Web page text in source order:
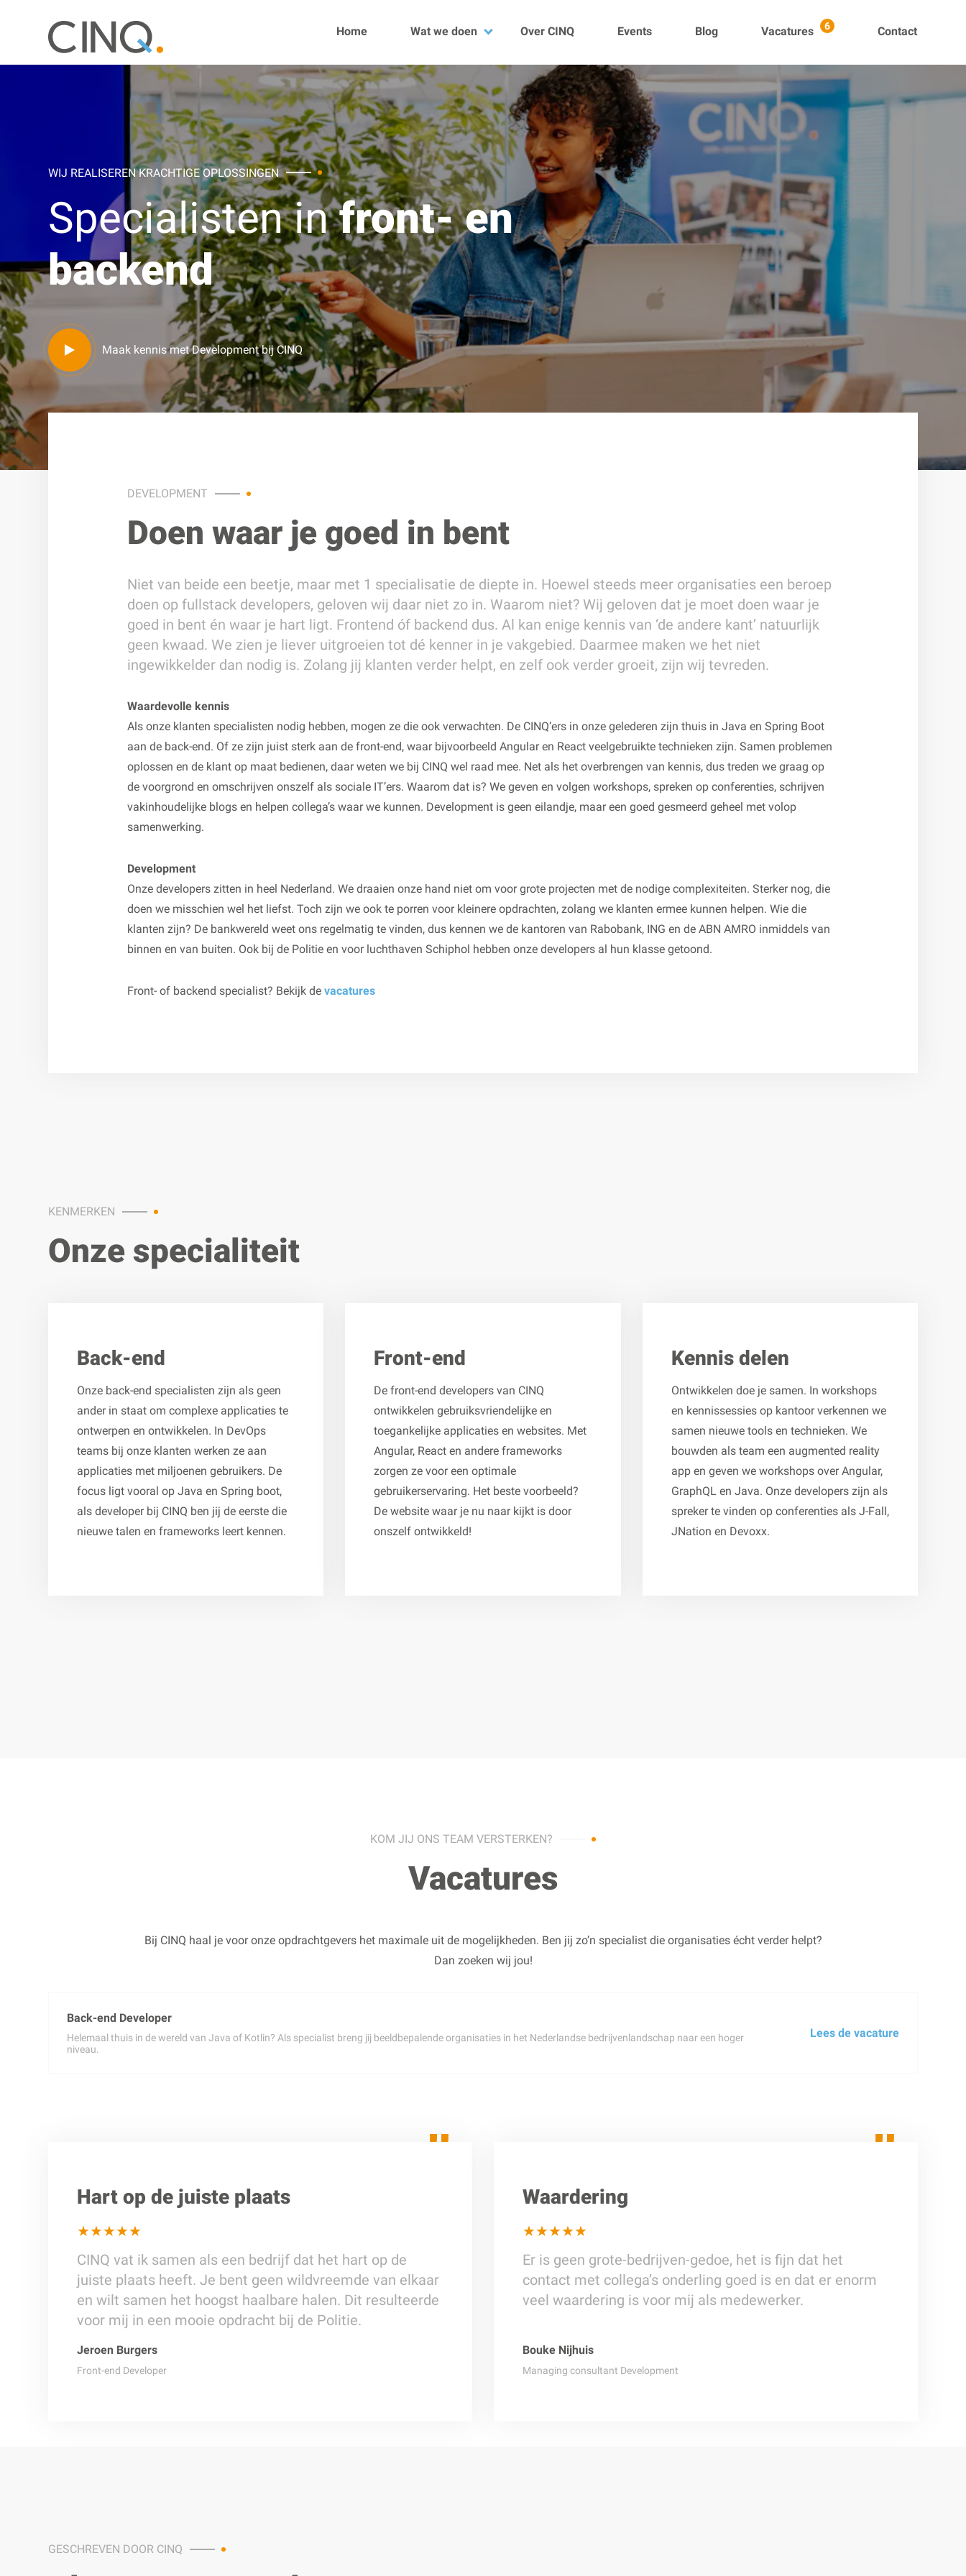
Home Wat we doen
Data
DevOps
Development
Quality
Kubescan
Projecten
Over CINQ Events Blog Vacatures 6 Contact
WIJ REALISEREN KRACHTIGE OPLOSSINGEN
Specialisten infront- en
backend
Maak kennis met Development bij CINQ
DEVELOPMENT
Doen waar je goed in bent
Niet van beide een beetje, maar met 1 specialisatie de diepte in. Hoewel steeds meer organisaties een beroep
doen op fullstack developers, geloven wij daar niet zo in. Waarom niet? Wij geloven dat je moet doen waar je
goed in bent én waar je hart ligt. Frontend óf backend dus. Al kan enige kennis van ‘de andere kant’ natuurlijk
geen kwaad. We zien je liever uitgroeien tot dé kenner in je vakgebied. Daarmee maken we het niet
ingewikkelder dan nodig is. Zolang jij klanten verder helpt, en zelf ook verder groeit, zijn wij tevreden.
Waardevolle kennis
Als onze klanten specialisten nodig hebben, mogen ze die ook verwachten. De CINQ’ers in onze gelederen zijn thuis in Java en Spring Boot
aan de back-end. Of ze zijn juist sterk aan de front-end, waar bijvoorbeeld Angular en React veelgebruikte technieken zijn. Samen problemen
oplossen en de klant op maat bedienen, daar weten we bij CINQ wel raad mee. Net als het overbrengen van kennis, dus treden we graag op
de voorgrond en omschrijven onszelf als sociale IT’ers. Waarom dat is? We geven en volgen workshops, spreken op conferenties, schrijven
vakinhoudelijke blogs en helpen collega’s waar we kunnen. Development is geen eilandje, maar een goed gesmeerd geheel met volop
samenwerking.
Development
Onze developers zitten in heel Nederland. We draaien onze hand niet om voor grote projecten met de nodige complexiteiten. Sterker nog, die
doen we misschien wel het liefst. Toch zijn we ook te porren voor kleinere opdrachten, zolang we klanten ermee kunnen helpen. Wie die
klanten zijn? De bankwereld weet ons regelmatig te vinden, dus kennen we de kantoren van Rabobank, ING en de ABN AMRO inmiddels van
binnen en van buiten. Ook bij de Politie en voor luchthaven Schiphol hebben onze developers al hun klasse getoond.
Front- of backend specialist? Bekijk de vacatures
KENMERKEN
Onze specialiteit
Back-end
Onze back-end specialisten zijn als geen
ander in staat om complexe applicaties te
ontwerpen en ontwikkelen. In DevOps
teams bij onze klanten werken ze aan
applicaties met miljoenen gebruikers. De
focus ligt vooral op Java en Spring boot,
als developer bij CINQ ben jij de eerste die
nieuwe talen en frameworks leert kennen.
Front-end
De front-end developers van CINQ
ontwikkelen gebruiksvriendelijke en
toegankelijke applicaties en websites. Met
Angular, React en andere frameworks
zorgen ze voor een optimale
gebruikerservaring. Het beste voorbeeld?
De website waar je nu naar kijkt is door
onszelf ontwikkeld!
Kennis delen
Ontwikkelen doe je samen. In workshops
en kennissessies op kantoor verkennen we
samen nieuwe tools en technieken. We
bouwden als team een augmented reality
app en geven we workshops over Angular,
GraphQL en Java. Onze developers zijn als
spreker te vinden op conferenties als J-Fall,
JNation en Devoxx.
KOM JIJ ONS TEAM VERSTERKEN?
Vacatures
Bij CINQ haal je voor onze opdrachtgevers het maximale uit de mogelijkheden. Ben jij zo’n specialist die organisaties écht verder helpt?
Dan zoeken wij jou!
Back-end Developer
Helemaal thuis in de wereld van Java of Kotlin? Als specialist breng jij beeldbepalende organisaties in het Nederlandse bedrijvenlandschap naar een hoger
niveau.
Lees de vacature
Hart op de juiste plaats
★★★★★
CINQ vat ik samen als een bedrijf dat het hart op de
juiste plaats heeft. Je bent geen wildvreemde van elkaar
en wilt samen het hoogst haalbare halen. Dit resulteerde
voor mij in een mooie opdracht bij de Politie.
Jeroen Burgers
Front-end Developer
Waardering
★★★★★
Er is geen grote-bedrijven-gedoe, het is fijn dat het
contact met collega’s onderling goed is en dat er enorm
veel waardering is voor mij als medewerker.
Bouke Nijhuis
Managing consultant Development
GESCHREVEN DOOR CINQ